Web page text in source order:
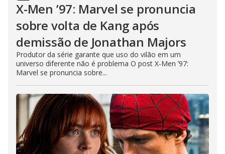
X-Men ’97: Marvel se pronuncia
sobre volta de Kang após
demissão de Jonathan Majors
Produtor da série garante que uso do vilão em um
universo diferente não é problema O post X-Men ’97:
Marvel se pronuncia sobre...